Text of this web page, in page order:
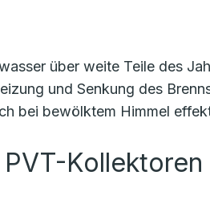
über weite Teile des
und Senkung des
bei bewölktem Himmel
Kollektoren